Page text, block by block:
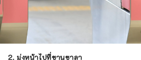
2. มุ่งหน้าไปที่ชานชาลา